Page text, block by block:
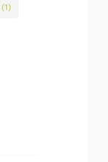
(1)